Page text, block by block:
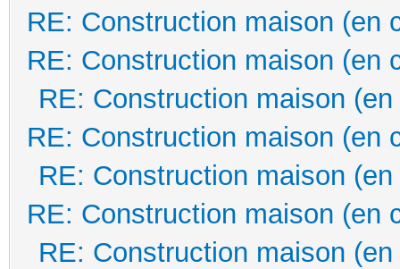
RE: Construction maison (en
RE: Construction maison (en
RE: Construction maison
RE: Construction maison (en
RE: Construction maison
RE: Construction maison (en
RE: Construction maison